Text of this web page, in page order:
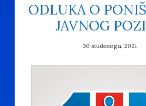
ODLUKA O
JAVNOG
30 studenoga, 2021